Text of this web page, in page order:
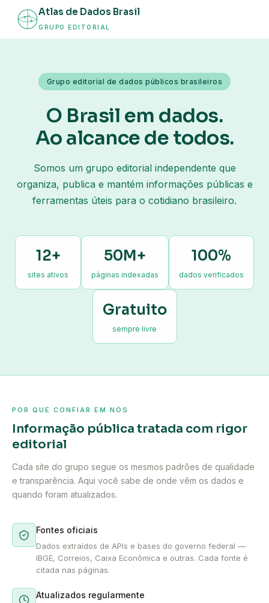
Atlas de Dados Brasil
GRUPO EDITORIAL
Grupo editorial de dados públicos brasileiros
O Brasil em dados.
Ao alcance de todos.
Somos um grupo editorial independente que
organiza, publica e mantém informações públicas e
ferramentas úteis para o cotidiano brasileiro.
12+
sites ativos
50M+
páginas indexadas
100%
dados verificados
Gratuito
sempre livre
POR QUE CONFIAR EM NÓS
Informação pública tratada com rigor
editorial
Cada site do grupo segue os mesmos padrões de qualidade
e transparência. Aqui você sabe de onde vêm os dados e
quando foram atualizados.
Fontes oficiais
Dados extraídos de APIs e bases do governo federal —
IBGE, Correios, Caixa Econômica e outras. Cada fonte é
citada nas páginas.
Atualizados regularmente